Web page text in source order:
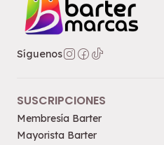
Síguenos
SUSCRIPCIONES
Membresía Barter
Mayorista Barter